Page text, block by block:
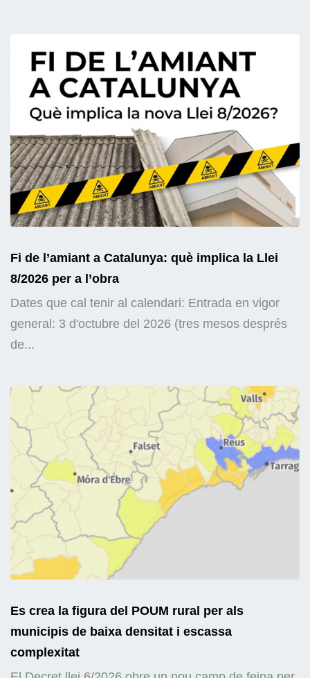
Fi de l’amiant a Catalunya: què implica la Llei
8/2026 per a l’obra
Dates que cal tenir al calendari: Entrada en vigor
general: 3 d'octubre del 2026 (tres mesos després
de...
Es crea la figura del POUM rural per als
municipis de baixa densitat i escassa
complexitat